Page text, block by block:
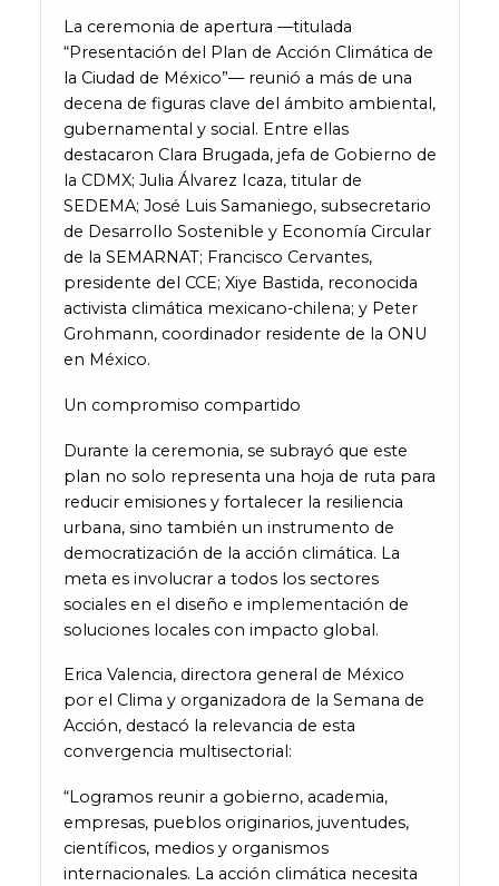
La ceremonia de apertura —titulada
“Presentación del Plan de Acción Climática de
la Ciudad de México”— reunió a más de una
decena de figuras clave del ámbito ambiental,
gubernamental y social. Entre ellas
destacaron Clara Brugada, jefa de Gobierno de
la CDMX; Julia Álvarez Icaza, titular de
SEDEMA; José Luis Samaniego, subsecretario
de Desarrollo Sostenible y Economía Circular
de la SEMARNAT; Francisco Cervantes,
presidente del CCE; Xiye Bastida, reconocida
activista climática mexicano-chilena; y Peter
Grohmann, coordinador residente de la ONU
en México.
Un compromiso compartido
Durante la ceremonia, se subrayó que este
plan no solo representa una hoja de ruta para
reducir emisiones y fortalecer la resiliencia
urbana, sino también un instrumento de
democratización de la acción climática. La
meta es involucrar a todos los sectores
sociales en el diseño e implementación de
soluciones locales con impacto global.
Erica Valencia, directora general de México
por el Clima y organizadora de la Semana de
Acción, destacó la relevancia de esta
convergencia multisectorial:
“Logramos reunir a gobierno, academia,
empresas, pueblos originarios, juventudes,
científicos, medios y organismos
internacionales. La acción climática necesita